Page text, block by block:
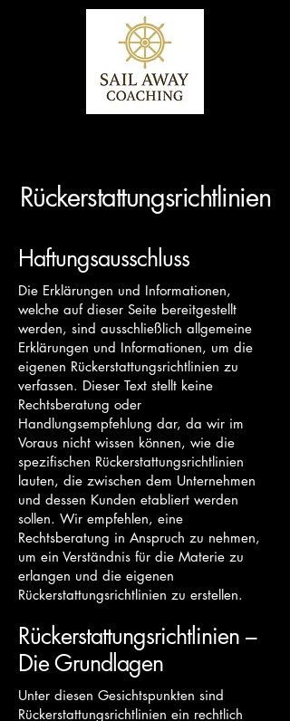
Rückerstattungsrichtlinien
Haftungsausschluss
Die Erklärungen und Informationen,
welche auf dieser Seite bereitgestellt
werden, sind ausschließlich allgemeine
Erklärungen und Informationen, um die
eigenen Rückerstattungsrichtlinien zu
verfassen. Dieser Text stellt keine
Rechtsberatung oder
Handlungsempfehlung dar, da wir im
Voraus nicht wissen können, wie die
spezifischen Rückerstattungsrichtlinien
lauten, die zwischen dem Unternehmen
und dessen Kunden etabliert werden
sollen. Wir empfehlen, eine
Rechtsberatung in Anspruch zu nehmen,
um ein Verständnis für die Materie zu
erlangen und die eigenen
Rückerstattungsrichtlinien zu erstellen.
Rückerstattungsrichtlinien –
Die Grundlagen
Unter diesen Gesichtspunkten sind
Rückerstattungsrichtlinien ein rechtlich